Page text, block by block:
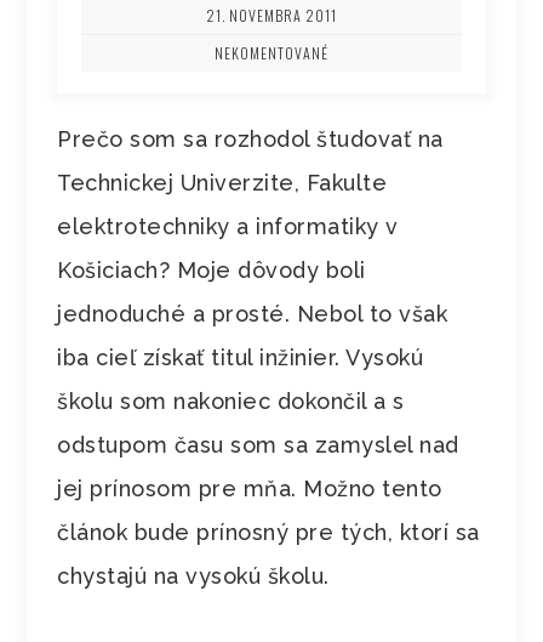
21. NOVEMBRA 2011
NEKOMENTOVANÉ
Prečo som sa rozhodol študovať na
Technickej Univerzite, Fakulte
elektrotechniky a informatiky v
Košiciach? Moje dôvody boli
jednoduché a prosté. Nebol to však
iba cieľ získať titul inžinier. Vysokú
školu som nakoniec dokončil a s
odstupom času som sa zamyslel nad
jej prínosom pre mňa. Možno tento
článok bude prínosný pre tých, ktorí sa
chystajú na vysokú školu.